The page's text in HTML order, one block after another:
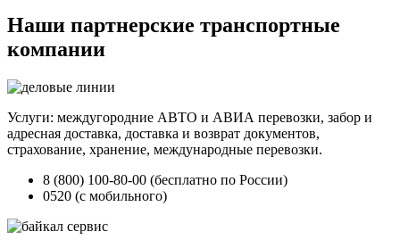
Наши партнерские транспортные
компании
Услуги: междугородние АВТО и АВИА перевозки, забор и
адресная доставка, доставка и возврат документов,
страхование, хранение, международные перевозки.
8 (800) 100-80-00 (бесплатно по России)
0520 (с мобильного)